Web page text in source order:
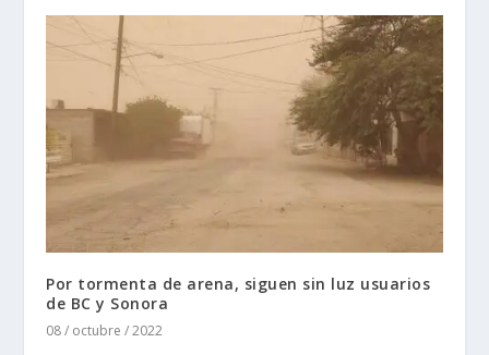
Por tormenta de arena, siguen sin luz usuarios
de BC y Sonora
08 / octubre / 2022